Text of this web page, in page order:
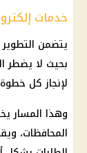
خدمات
يتضمن التطوير
بحيث لا يضطر
لإنجاز كل
وهذا المسار
المحافظات،